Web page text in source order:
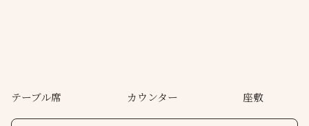
テーブル席 カウンター 座敷